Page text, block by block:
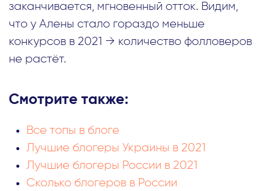
заканчивается, мгновенный отток. Видим,
что у Алены стало гораздо меньше
конкурсов в 2021 → количество фолловеров
не растёт.
Смотрите также:
Все топы в блоге
Лучшие блогеры Украины в 2021
Лучшие блогеры России в 2021
Сколько блогеров в России